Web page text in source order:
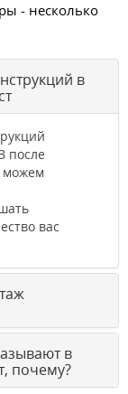
- несколько
в
после
вас
в
почему?